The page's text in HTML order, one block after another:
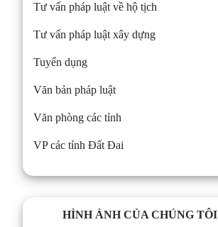
Tư vấn pháp luật về hộ tịch
Tư vấn pháp luật xây dựng
Tuyển dụng
Văn bản pháp luật
Văn phòng các tỉnh
VP các tỉnh Đất Đai
HÌNH ẢNH CỦA CHÚNG TÔI